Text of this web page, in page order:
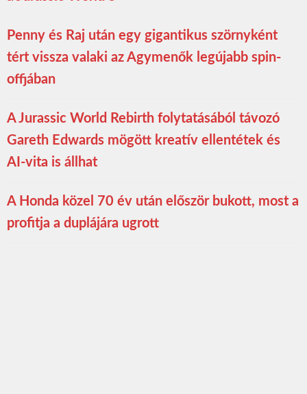
Penny és Raj után egy gigantikus szörnyként
tért vissza valaki az Agymenők legújabb spin-
offjában
A Jurassic World Rebirth folytatásából távozó
Gareth Edwards mögött kreatív ellentétek és
AI-vita is állhat
A Honda közel 70 év után először bukott, most a
profitja a duplájára ugrott